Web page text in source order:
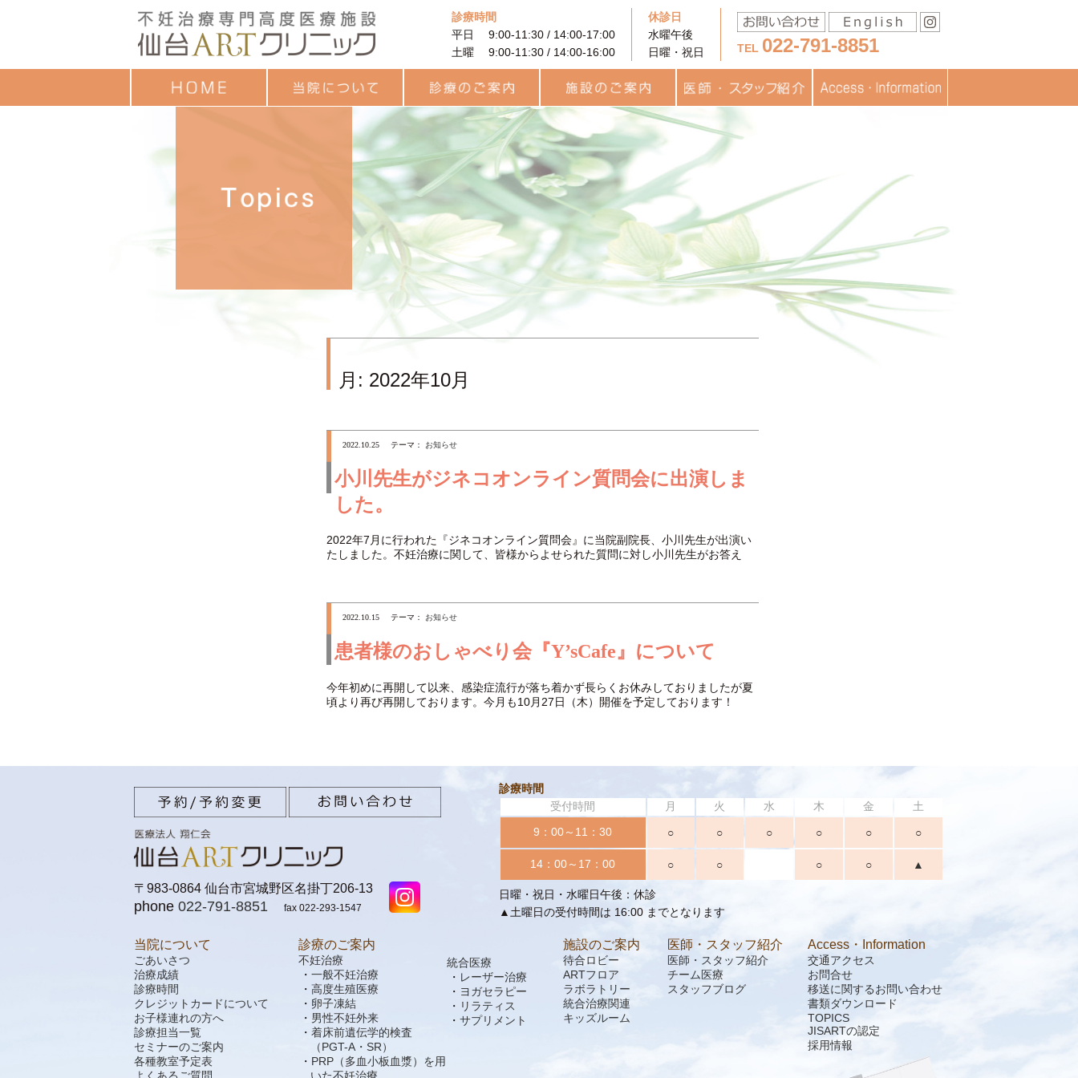
診療時間
平日 9:00-11:30 / 14:00-17:00
土曜 9:00-11:30 / 14:00-16:00
休診日
水曜午後
日曜・祝日
TEL 022-791-8851
個人情報保護方針と利用
診療のご案内
（PGT-A・SR）
PRP (多血小板血漿）を
用いた不妊治療
治療費用について
カウンセリング
プレコンセプション検査 医師・スタッフ紹介
チーム医療
スタッフブログ
月: 2022年10月
2022.10.25 テーマ： お知らせ
小川先生がジネコオンライン質問会に出演しま
した。
2022年7月に行われた『ジネコオンライン質問会』に当院副院長、小川先生が出演い
たしました。不妊治療に関して、皆様からよせられた質問に対し小川先生がお答え
2022.10.15 テーマ： お知らせ
患者様のおしゃべり会『Y’sCafe』について
今年初めに再開して以来、感染症流行が落ち着かず長らくお休みしておりましたが夏
頃より再び再開しております。今月も10月27日（木）開催を予定しております！
〒983-0864 仙台市宮城野区名掛丁206-13
phone 022-791-8851 fax 022-293-1547
診療時間
受付時間
月 火 水 木 金
土
9：00～11：30
○ ○ ○ ○ ○ ○
14：00～17：00 ○ ○ ○ ○ ▲
日曜・祝日・水曜日午後：休診
▲土曜日の受付時間は 16:00 までとなります
当院について
ごあいさつ
治療成績
診療時間
クレジットカードについて
お子様連れの方へ
診療担当一覧
セミナーのご案内
各種教室予定表
診療のご案内
不妊治療
一般不妊治療
高度生殖医療
卵子凍結
男性不妊外来
着床前遺伝学的検査
（PGT-A・SR）
PRP（多血小板血漿）を用
統合医療
レーザー治療
ヨガセラピー
リラティス
サプリメント
施設のご案内
待合ロビー
ARTフロア
ラボラトリー
統合治療関連
キッズルーム
医師・スタッフ紹介
医師・スタッフ紹介
チーム医療
スタッフブログ
Access・Information
交通アクセス
お問合せ
移送に関するお問い合わせ
書類ダウンロード
TOPICS
JISARTの認定
採用情報